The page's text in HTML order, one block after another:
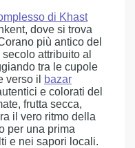
di Khast
dove si trova
più antico del
attribuito al
tra le cupole
verso il
bazar
e colorati del
frutta secca,
il vero ritmo della
per una prima
e nei sapori locali.